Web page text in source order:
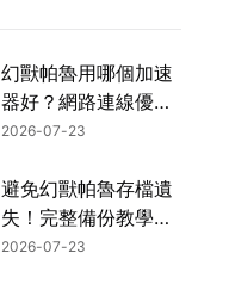
幻獸帕魯用哪個加速
器好？網路連線優化
這樣搞定！
2026-07-23
避免幻獸帕魯存檔遺
失！完整備份教學指
南！
2026-07-23